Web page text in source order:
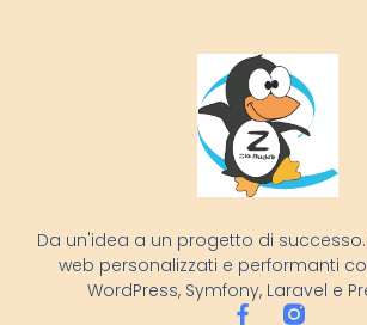
Da un'idea a un progetto di successo.
web personalizzati e performanti
WordPress, Symfony, Laravel e